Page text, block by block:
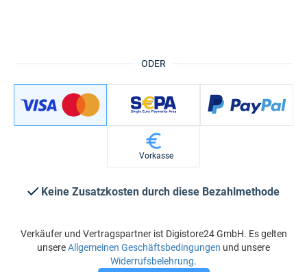
ODER
Vorkasse
Keine Zusatzkosten durch diese Bezahlmethode
Verkäufer und Vertragspartner ist Digistore24 GmbH. Es gelten
unsereAllgemeinen Geschäftsbedingungen und unsere
Widerrufsbelehrung.